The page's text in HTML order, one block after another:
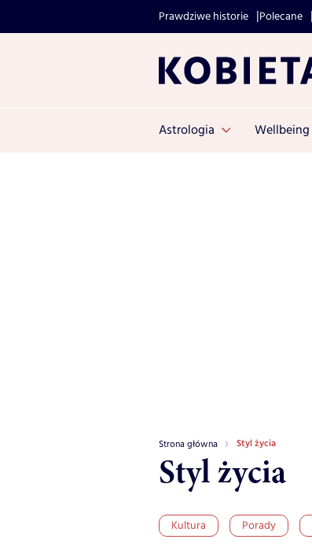
Prawdziwe historie Polecane
Astrologia Wellbeing
Strona główna Styl życia
Styl życia
Kultura Porady